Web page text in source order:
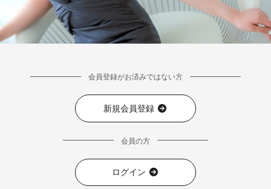
会員登録がお済みではない方
新規会員登録
会員の方
ログイン